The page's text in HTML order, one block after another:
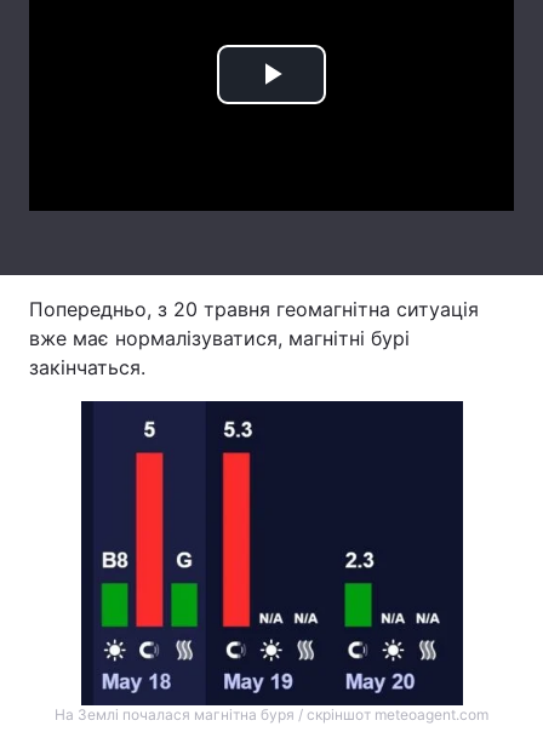
Play
Попередньо, з 20 травня геомагнітна ситуація
вже має нормалізуватися, магнітні бурі
закінчаться.
На Землі почалася магнітна буря / скріншот meteoagent.com